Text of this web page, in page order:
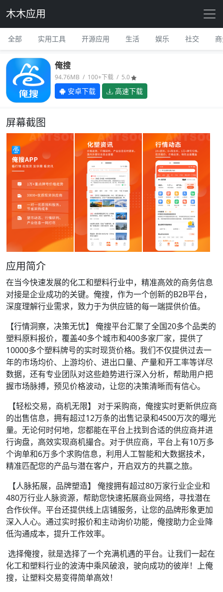
木木应用
全部 实用工具 开源应用 生活 娱乐 社交
俺搜
94.76MB / 100+下载 / 5.0
安卓下载 高速下载
屏幕截图
应用简介
在当今快速发展的化工和塑料行业中，精准高效的商务信息
对接是企业成功的关键。俺搜，作为一个创新的B2B平台，
深度理解行业需求，致力于为供应链的每一端提供价值。
【行情洞察，决策无忧】 俺搜平台汇聚了全国20多个品类的
塑料原料报价，覆盖40多个城市和400多家厂家，提供了
10000多个塑料牌号的实时现货价格。我们不仅提供过去一
年的市场均价、上游均价、进出口量、产量和开工率等详尽
数据，还有专业团队对这些趋势进行深入分析，帮助用户把
握市场脉搏，预见价格波动，让您的决策清晰而有信心。
【轻松交易，商机无限】 对于采购商，俺搜实时更新供应商
的出售信息，拥有超过12万条的出售记录和4500万次的曝光
量。无论何时何地，您都能在平台上找到合适的供应商并进
行询盘，高效实现商机撮合。对于供应商，平台上有10万多
个询单和6万多个求购信息，利用人工智能和大数据技术，
精准匹配您的产品与潜在客户，开启双方的共赢之旅。
【人脉拓展，品牌塑造】 俺搜拥有超过80万家行业企业和
480万行业人脉资源，帮助您快速拓展商业网络，寻找潜在
合作伙伴。平台还提供线上店铺服务，让您的品牌形象更加
深入人心。通过实时报价和主动询价功能，俺搜助力企业降
低沟通成本，提升工作效率。
选择俺搜，就是选择了一个充满机遇的平台。让我们一起在
化工和塑料行业的波涛中乘风破浪，驶向成功的彼岸！上俺
搜，让塑料交易变得简单高效！